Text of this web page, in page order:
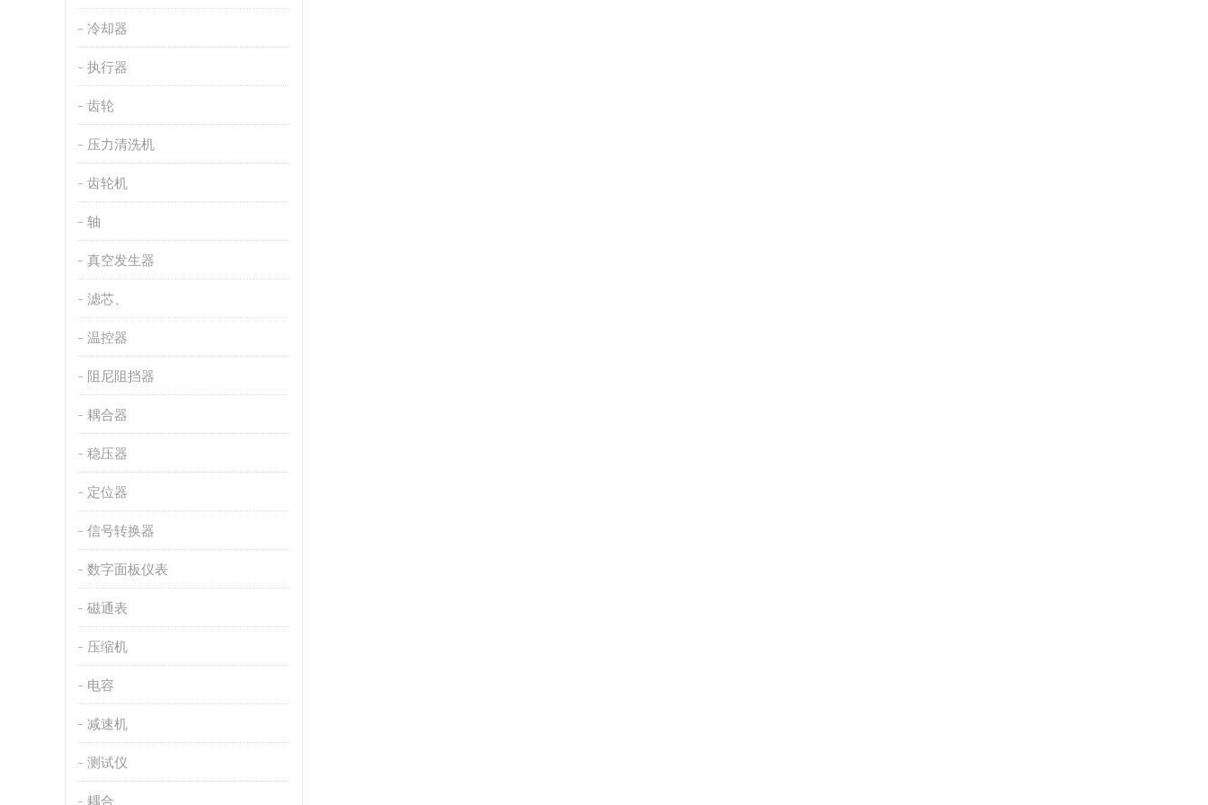
冷却器
执行器
齿轮
压力清洗机
齿轮机
轴
真空发生器
滤芯、
温控器
阻尼阻挡器
耦合器
稳压器
定位器
信号转换器
数字面板仪表
磁通表
压缩机
电容
减速机
测试仪
耦合